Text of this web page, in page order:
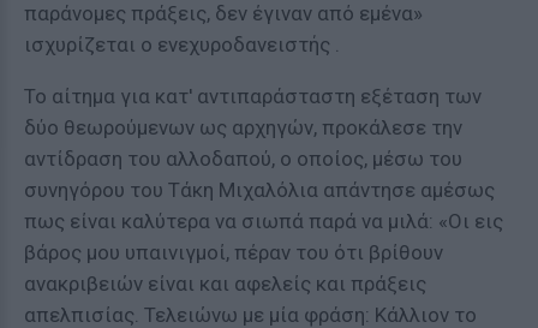
παράνομες πράξεις, δεν έγιναν από εμένα»
ισχυρίζεται ο ενεχυροδανειστής .
Το αίτημα για κατ' αντιπαράσταστη εξέταση των
δύο θεωρούμενων ως αρχηγών, προκάλεσε την
αντίδραση του αλλοδαπού, ο οποίος, μέσω του
συνηγόρου του Τάκη Μιχαλόλια απάντησε αμέσως
πως είναι καλύτερα να σιωπά παρά να μιλά: «Οι εις
βάρος μου υπαινιγμοί, πέραν του ότι βρίθουν
ανακριβειών είναι και αφελείς και πράξεις
απελπισίας. Τελειώνω με μία φράση: Κάλλιον το